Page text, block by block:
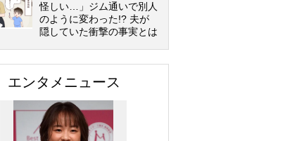
怪しい…」ジム通いで別人
のように変わった!? 夫が
隠していた衝撃の事実とは
エンタメニュース